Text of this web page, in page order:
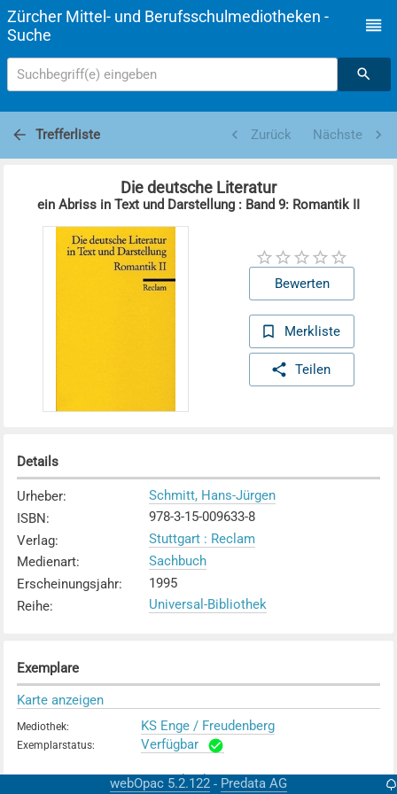
Zürcher Mittel- und Berufsschulmediotheken -
Suche
Suchbegriff(e) eingeben
Trefferliste Zurück Nächste
Die deutsche Literatur
ein Abriss in Text und Darstellung : Band 9: Romantik II
Bewerten
Merkliste
Teilen
Details
Urheber:
Schmitt, Hans-Jürgen
ISBN:
978-3-15-009633-8
Verlag:
Stuttgart : Reclam
Medienart:
Sachbuch
Erscheinungsjahr:
1995
Reihe: Universal-Bibliothek
Exemplare
Karte anzeigen
Mediothek: KS Enge / Freudenberg
Exemplarstatus: Verfügbar
KS Rychenberg / im Lee
webOpac 5.2.122 - Predata AG